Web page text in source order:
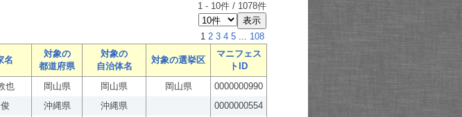
1 - 10件 / 1078件
1 2 3 4 5 ... 108
名
対象の
都道府県
対象の
自治体名
対象の選挙区
マニフェス
トID
也 岡山県 岡山県 岡山県
0000000990
沖縄県 沖縄県
0000000554